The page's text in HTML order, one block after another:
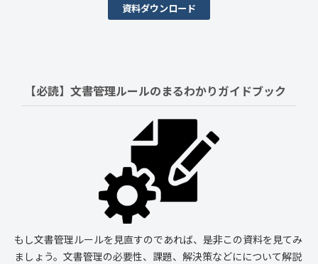
資料ダウンロード
【必読】文書管理ルールのまるわかりガイドブック
もし文書管理ルールを見直すのであれば、是非この資料を見てみ
ましょう。文書管理の必要性、課題、解決策などにについて解説